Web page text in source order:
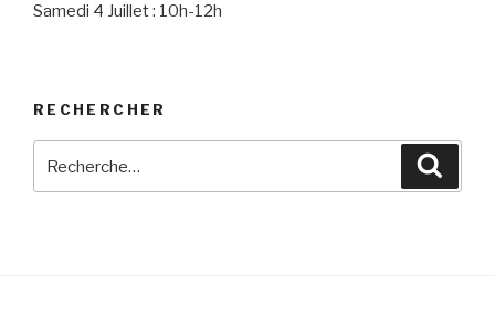
Samedi 4 Juillet : 10h-12h
RECHERCHER
pour